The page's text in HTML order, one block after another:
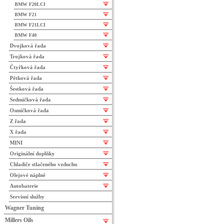
BMW F20LCI
BMW F21
BMW F21LCI
BMW F40
Dvojková řada
Trojková řada
Čtyřková řada
Pětková řada
Šestková řada
Sedmičková řada
Osmičková řada
Z řada
X řada
MINI
Originální doplňky
Chladiče stlačeného vzduchu
Olejové náplně
Autobaterie
Servisní služby
Wagner Tuning
Millers Oils